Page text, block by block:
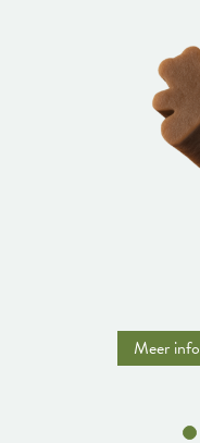
Meer info